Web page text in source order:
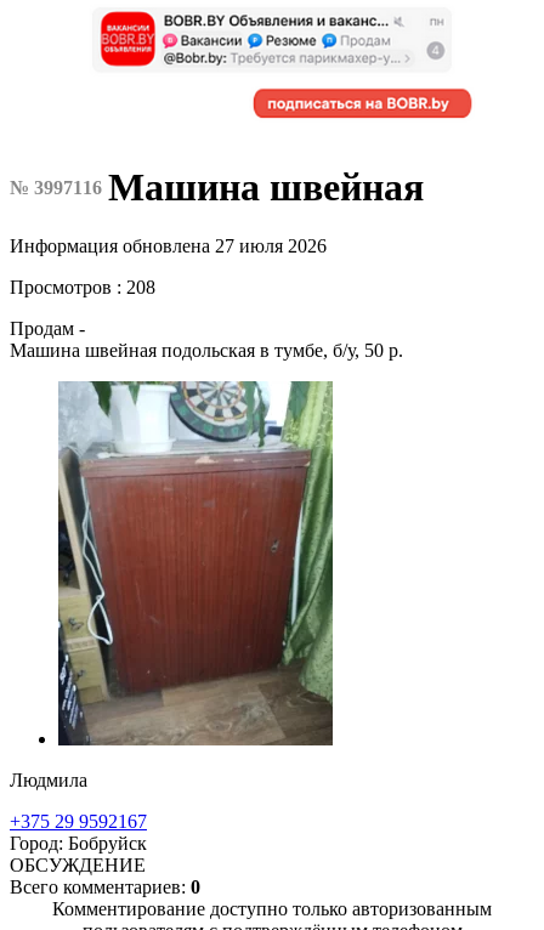
№ 3997116 Машина швейная
Информация обновлена 27 июля 2026
Просмотров : 208
Продам -
Машина швейная подольская в тумбе, б/у, 50 р.
Людмила
+375 29 9592167
Город: Бобруйск
ОБСУЖДЕНИЕ
Всего комментариев: 0
Комментирование доступно только авторизованным